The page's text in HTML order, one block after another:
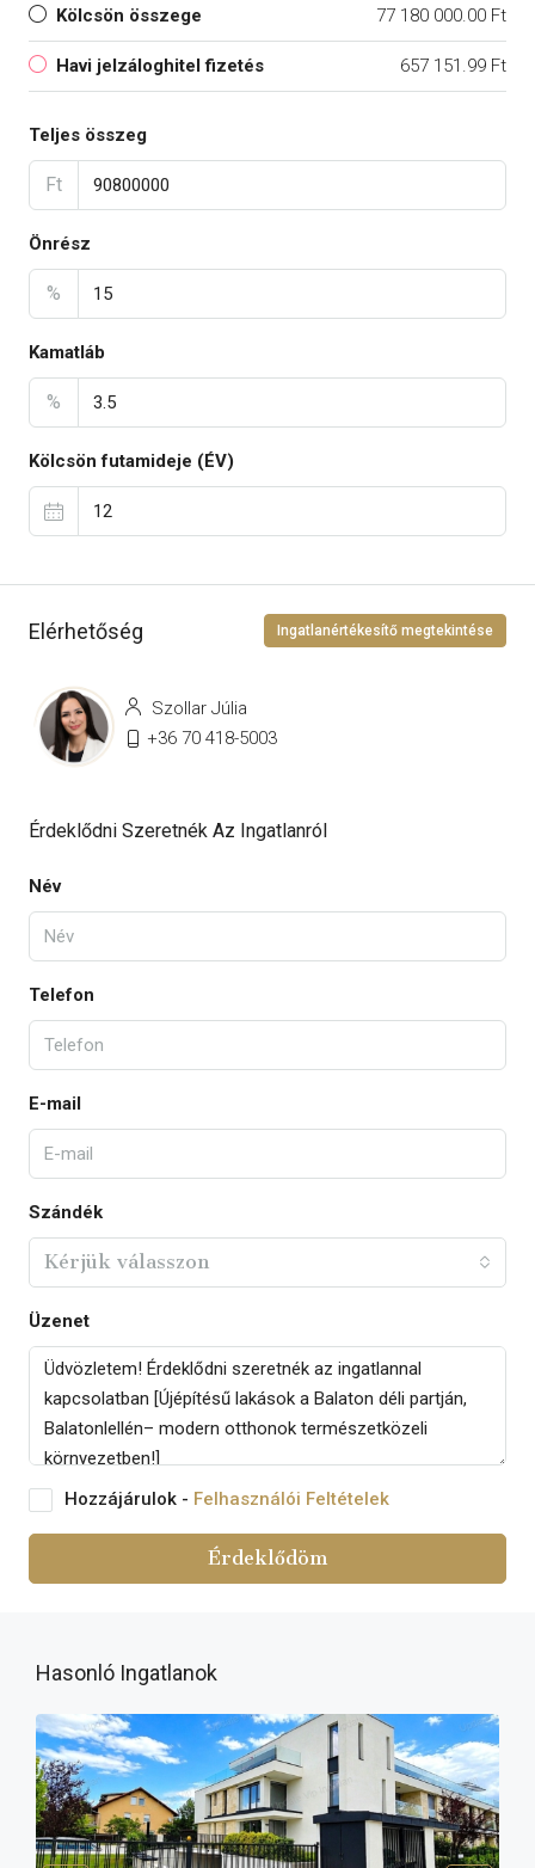
Kölcsön összege 77 180 000.00 Ft
Havi jelzáloghitel fizetés 657 151.99 Ft
Teljes összeg
Ft
Önrész
%
Kamatláb
%
Kölcsön futamideje (ÉV)
Elérhetőség Ingatlanértékesítő megtekintése
Szollar Júlia
+36 70 418-5003
Érdeklődni Szeretnék Az Ingatlanról
Név
Telefon
E-mail
Szándék
Kérjük válasszon
Üzenet
Hozzájárulok - Felhasználói Feltételek
Érdeklődöm
Hasonló Ingatlanok